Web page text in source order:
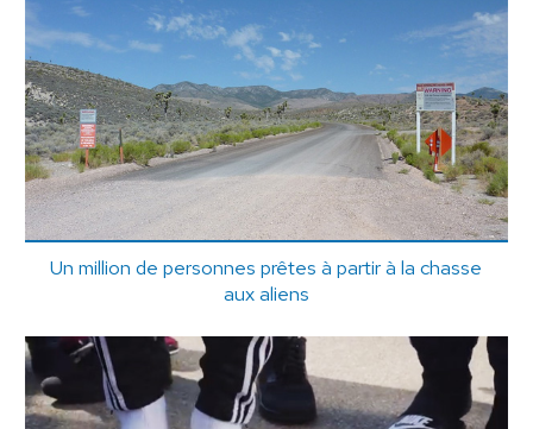
Un million de personnes prêtes à partir à la chasse
aux aliens